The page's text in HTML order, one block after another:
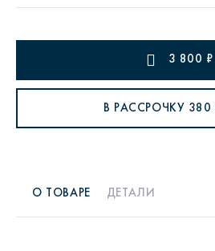
3 800 ₽
В РАССРОЧКУ 380
О ТОВАРЕ ДЕТАЛИ